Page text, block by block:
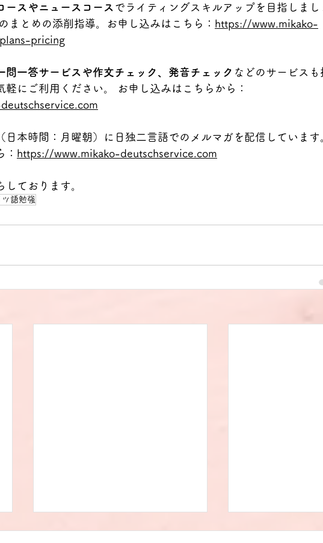
ースやニュースコース でライティングスキルアップを目指しまし
まとめの添削指導。お申し込みはこちら： https://www.mikako-
pricing
問一答サービスや作文チェック、発音チェック などのサービスも
軽にご利用ください。 お申し込みはこちらから：
日本時間：月曜朝）に日独二言語でのメルマガを配信しています
https://www.mikako-deutschservice.com
ております。
ツ語勉強